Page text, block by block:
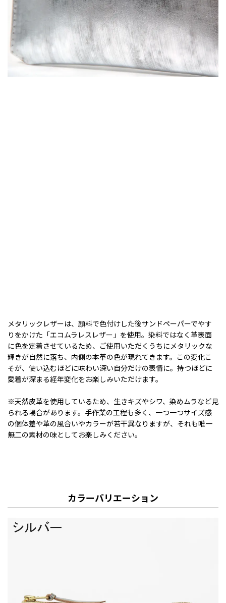
メタリックレザーは、顔料で色付けした後サンドペーパーでやす
りをかけた「エコムラレスレザー」を使用。染料ではなく革表面
に色を定着させているため、ご使用いただくうちにメタリックな
輝きが自然に落ち、内側の本革の色が現れてきます。この変化こ
そが、使い込むほどに味わい深い自分だけの表情に。持つほどに
愛着が深まる経年変化をお楽しみいただけます。
※天然皮革を使用しているため、生きキズやシワ、染めムラなど見
られる場合があります。手作業の工程も多く、一つ一つサイズ感
の個体差や革の風合いやカラーが若干異なりますが、それも唯一
無二の素材の味としてお楽しみください。
カラーバリエーション